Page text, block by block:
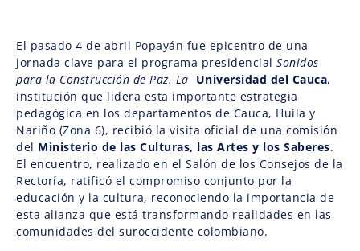
El pasado 4 de abril Popayán fue epicentro de una
jornada clave para el programa presidencial Sonidos
para la Construcción de Paz. La Universidad del Cauca,
institución que lidera esta importante estrategia
pedagógica en los departamentos de Cauca, Huila y
Nariño (Zona 6), recibió la visita oficial de una comisión
del Ministerio de las Culturas, las Artes y los Saberes.
El encuentro, realizado en el Salón de los Consejos de la
Rectoría, ratificó el compromiso conjunto por la
educación y la cultura, reconociendo la importancia de
esta alianza que está transformando realidades en las
comunidades del suroccidente colombiano.